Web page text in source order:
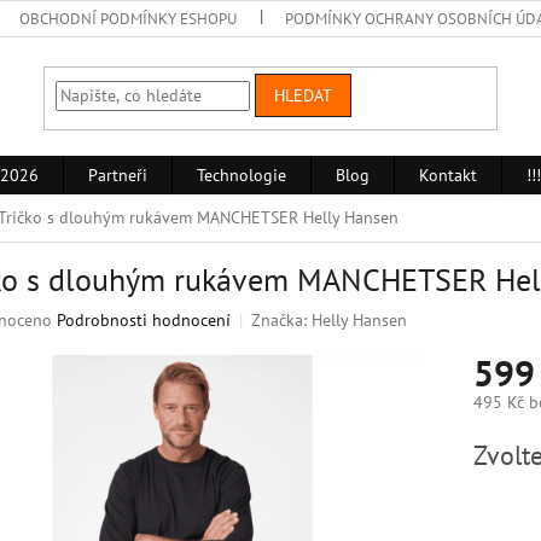
OBCHODNÍ PODMÍNKY ESHOPU PODMÍNKY OCHRANY OSOBNÍCH
HLEDAT
Partneři Technologie Blog Kontakt
s dlouhým rukávem MANCHETSER Helly Hansen
s dlouhým rukávem MANCHETSER
Podrobnosti hodnocení Značka: Helly Hansen
495 Kč
cena: